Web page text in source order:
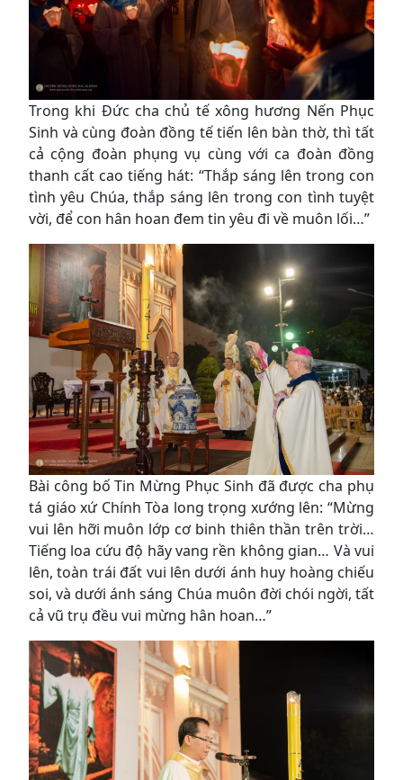
Trong khi Đức cha chủ tế xông hương Nến Phục
Sinh và cùng đoàn đồng tế tiến lên bàn thờ, thì tất
cả cộng đoàn phụng vụ cùng với ca đoàn đồng
thanh cất cao tiếng hát: “Thắp sáng lên trong con
tình yêu Chúa, thắp sáng lên trong con tình tuyệt
vời, để con hân hoan đem tin yêu đi về muôn lối…”
Bài công bố Tin Mừng Phục Sinh đã được cha phụ
tá giáo xứ Chính Tòa long trọng xướng lên: “Mừng
vui lên hỡi muôn lớp cơ binh thiên thần trên trời…
Tiếng loa cứu độ hãy vang rền không gian… Và vui
lên, toàn trái đất vui lên dưới ánh huy hoàng chiếu
soi, và dưới ánh sáng Chúa muôn đời chói ngời, tất
cả vũ trụ đều vui mừng hân hoan…”